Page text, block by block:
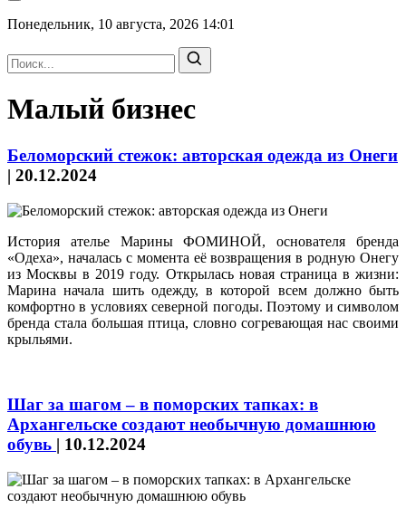
Понедельник, 10 августа, 2026 14:01
Малый бизнес
Беломорский стежок: авторская одежда из Онеги
| 20.12.2024
История ателье Марины ФОМИНОЙ, основателя бренда
«Одеха», началась с момента её возвращения в родную Онегу
из Москвы в 2019 году. Открылась новая страница в жизни:
Марина начала шить одежду, в которой всем должно быть
комфортно в условиях северной погоды. Поэтому и символом
бренда стала большая птица, словно согревающая нас своими
крыльями.
Шаг за шагом – в поморских тапках: в
Архангельске создают необычную домашнюю
обувь | 10.12.2024